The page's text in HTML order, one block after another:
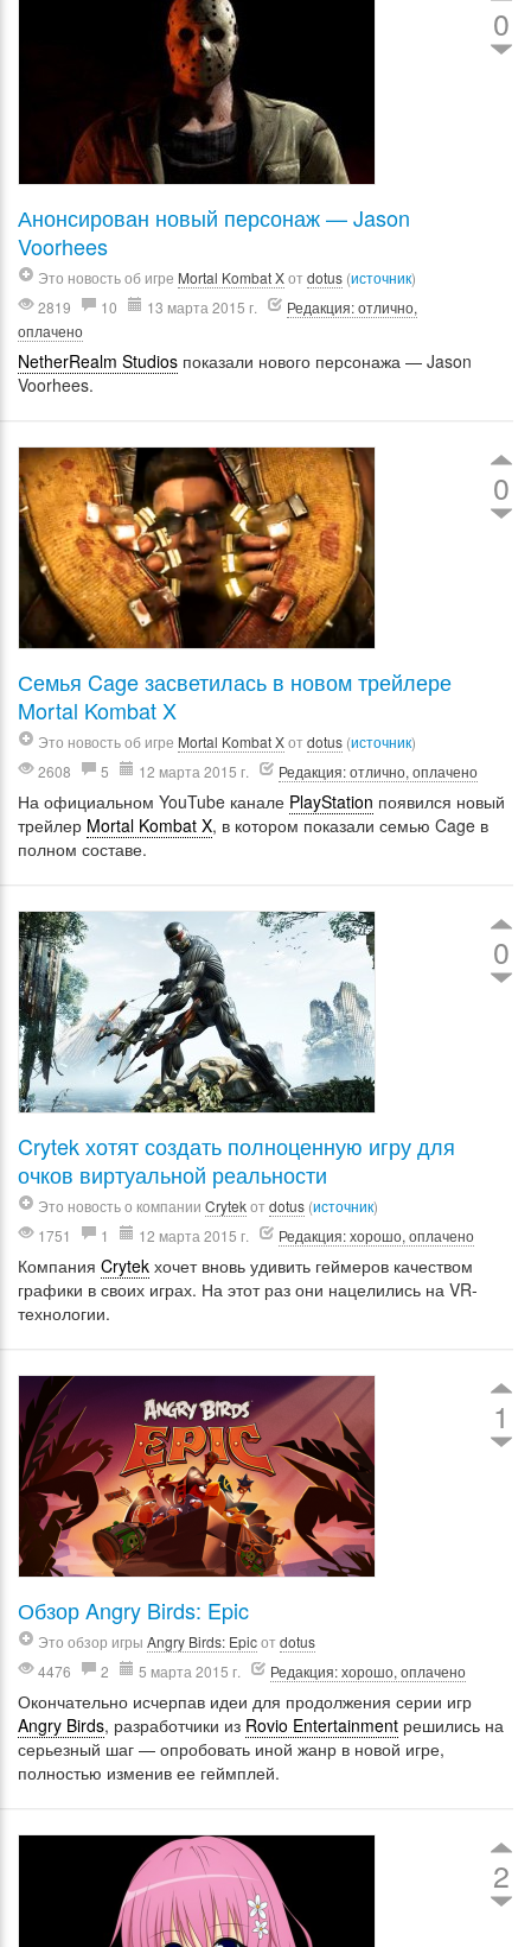
0
Анонсирован новый персонаж — Jason
Voorhees
Это новость об игре Mortal Kombat Xотdotus (источник)
2819
10 13 марта 2015 г.
Редакция: отлично,
оплачено
NetherRealm Studios показали нового персонажа — Jason
Voorhees.
0
Семья Cage засветилась в новом трейлере
Mortal Kombat X
Это новость об игре Mortal Kombat Xотdotus (источник)
2608
5 12 марта 2015 г. Редакция: отлично, оплачено
На официальном YouTube канале PlayStation появился новый
трейлер Mortal Kombat X, в котором показали семью Cage в
полном составе.
0
Crytek хотят создать полноценную игру для
очков виртуальной реальности
Это новость о компании Crytekотdotus (источник)
1751
1 12 марта 2015 г. Редакция: хорошо, оплачено
Компания Crytek хочет вновь удивить геймеров качеством
графики в своих играх. На этот раз они нацелились на VR-
технологии.
1
Обзор Angry Birds: Epic
Это обзор игры Angry Birds: Epicотdotus
4476
2 5 марта 2015 г. Редакция: хорошо, оплачено
Окончательно исчерпав идеи для продолжения серии игр
Angry Birds, разработчики из Rovio Entertainment решились на
серьезный шаг — опробовать иной жанр в новой игре,
полностью изменив ее геймплей.
2